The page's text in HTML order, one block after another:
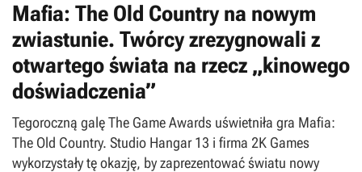
Mafia: The Old Country na nowym
zwiastunie. Twórcy zrezygnowali z
otwartego świata na rzecz „kinowego
doświadczenia”
Tegoroczną galę The Game Awards uświetniła gra Mafia:
The Old Country. Studio Hangar 13 i firma 2K Games
wykorzystały tę okazję, by zaprezentować światu nowy